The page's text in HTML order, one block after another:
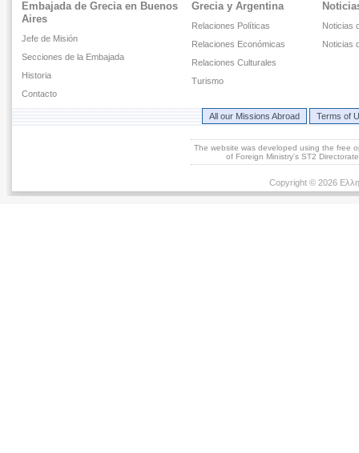
Embajada de Grecia en Buenos
Aires
Jefe de Misión
Secciones de la Embajada
Historia
Contacto
Grecia y Argentina
Relaciones Políticas
Relaciones Económicas
Relaciones Culturales
Turismo
Noticias
Noticias
All our Missions Abroad Terms of
The website was developed using the free
of Foreign Ministry's ST2
Copyright © 2026